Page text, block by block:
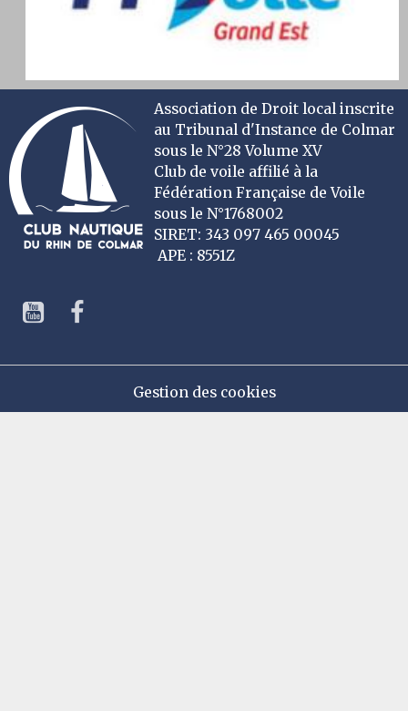
Association de Droit local inscrite
au Tribunal d'Instance de Colmar
sous le N°28 Volume XV
Club de voile affilié à la
Fédération Française de Voile
sous le N°1768002
SIRET: 343 097 465 00045
APE : 8551Z
Gestion des cookies